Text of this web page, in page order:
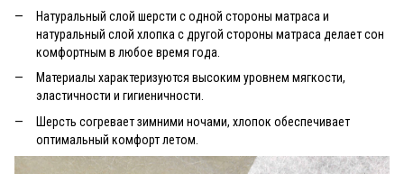
Натуральный слой шерсти с одной стороны матраса и
натуральный слой хлопка с другой стороны матраса делает сон
комфортным в любое время года.
Материалы характеризуются высоким уровнем мягкости,
эластичности и гигиеничности.
Шерсть согревает зимними ночами, хлопок обеспечивает
оптимальный комфорт летом.